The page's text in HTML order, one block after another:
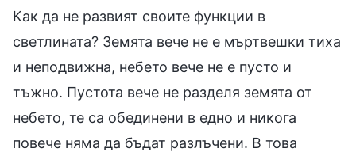
Как да не развият своите функции в
светлината? Земята вече не е мъртвешки тиха
и неподвижна, небето вече не е пусто и
тъжно. Пустота вече не разделя земята от
небето, те са обединени в едно и никога
повече няма да бъдат разлъчени. В това